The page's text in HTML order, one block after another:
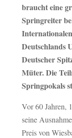
braucht eine
Springreiter
Deutschlands
Deutscher
Müter. Die
Springpokals
Vor 60 Jahren,
seine
Preis von